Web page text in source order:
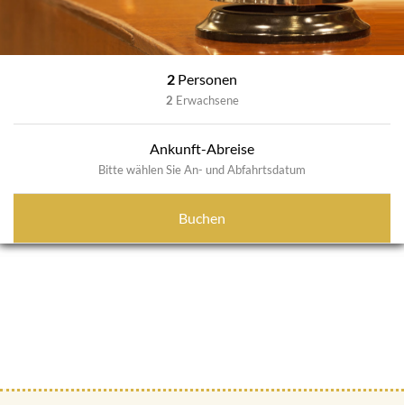
2 Personen
2 Erwachsene
Ankunft-Abreise
Bitte wählen Sie An- und Abfahrtsdatum
Buchen